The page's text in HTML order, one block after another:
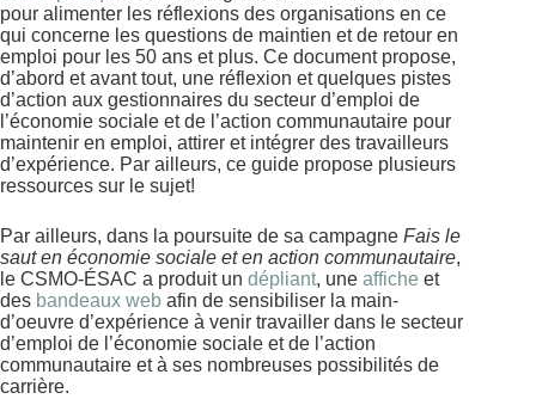
pour alimenter les réflexions des organisations en ce
qui concerne les questions de maintien et de retour en
emploi pour les 50 ans et plus. Ce document propose,
d’abord et avant tout, une réflexion et quelques pistes
d’action aux gestionnaires du secteur d’emploi de
l’économie sociale et de l’action communautaire pour
maintenir en emploi, attirer et intégrer des travailleurs
d’expérience. Par ailleurs, ce guide propose plusieurs
ressources sur le sujet!
Par ailleurs, dans la poursuite de sa campagne Fais le
saut en économie sociale et en action communautaire,
le CSMO-ÉSAC a produit un dépliant, une affiche et
des bandeaux web afin de sensibiliser la main-
d’oeuvre d’expérience à venir travailler dans le secteur
d’emploi de l’économie sociale et de l’action
communautaire et à ses nombreuses possibilités de
carrière.